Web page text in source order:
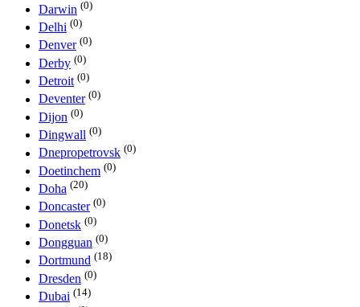
Darwin (0)
Delhi (0)
Denver (0)
Derby (0)
Detroit (0)
Deventer (0)
Dijon (0)
Dingwall (0)
Dnepropetrovsk (0)
Doetinchem (0)
Doha (20)
Doncaster (0)
Donetsk (0)
Dongguan (0)
Dortmund (18)
Dresden (0)
Dubai (14)